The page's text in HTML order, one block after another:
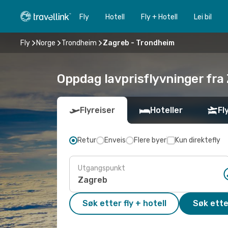
Fly Hotell Fly + Hotell Lei bil
Fly Norge Trondheim Zagreb - Trondheim
Oppdag lavprisflyvninger fra
Flyreiser Hoteller
Retur Enveis Flere byer Kun direktefly
Utgangspunkt
Søk etter fly + hotell Søk